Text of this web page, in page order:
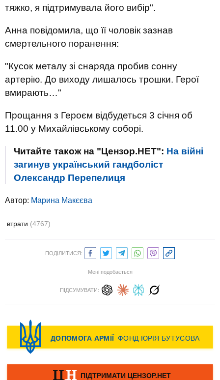
тяжко, я підтримувала його вибір".
Анна повідомила, що її чоловік зазнав
смертельного поранення:
"Кусок металу зі снаряда пробив сонну
артерію. До виходу лишалось трошки. Герої
вмирають…"
Прощання з Героєм відбудеться 3 січня об
11.00 у Михайлівському соборі.
Читайте також на "Цензор.НЕТ": На війні
загинув український гандболіст
Олександр Перепелиця
Автор: Марина Макєєва
втрати (4767)
ПОДІЛИТИСЯ:
Мені подобається
ПІДСУМУВАТИ: